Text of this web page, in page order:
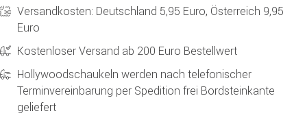
Versandkosten: Deutschland 5,95 Euro, Österreich 9,95
Euro
Kostenloser Versand ab 200 Euro Bestellwert
Hollywoodschaukeln werden nach telefonischer
Terminvereinbarung per Spedition frei Bordsteinkante
geliefert